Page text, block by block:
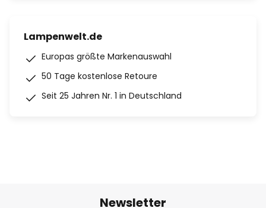
Lampenwelt.de
Europas größte Markenauswahl
50 Tage kostenlose Retoure
Seit 25 Jahren Nr. 1 in Deutschland
Newsletter